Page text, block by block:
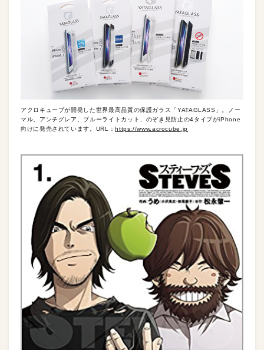
アクロキューブが開発した世界最高品質の保護ガラス「YATAGLASS」。ノー
マル、アンチグレア、ブルーライトカット、のぞき見防止の4タイプがiPhone
向けに発売されています。URL：https://www.acrocube.jp